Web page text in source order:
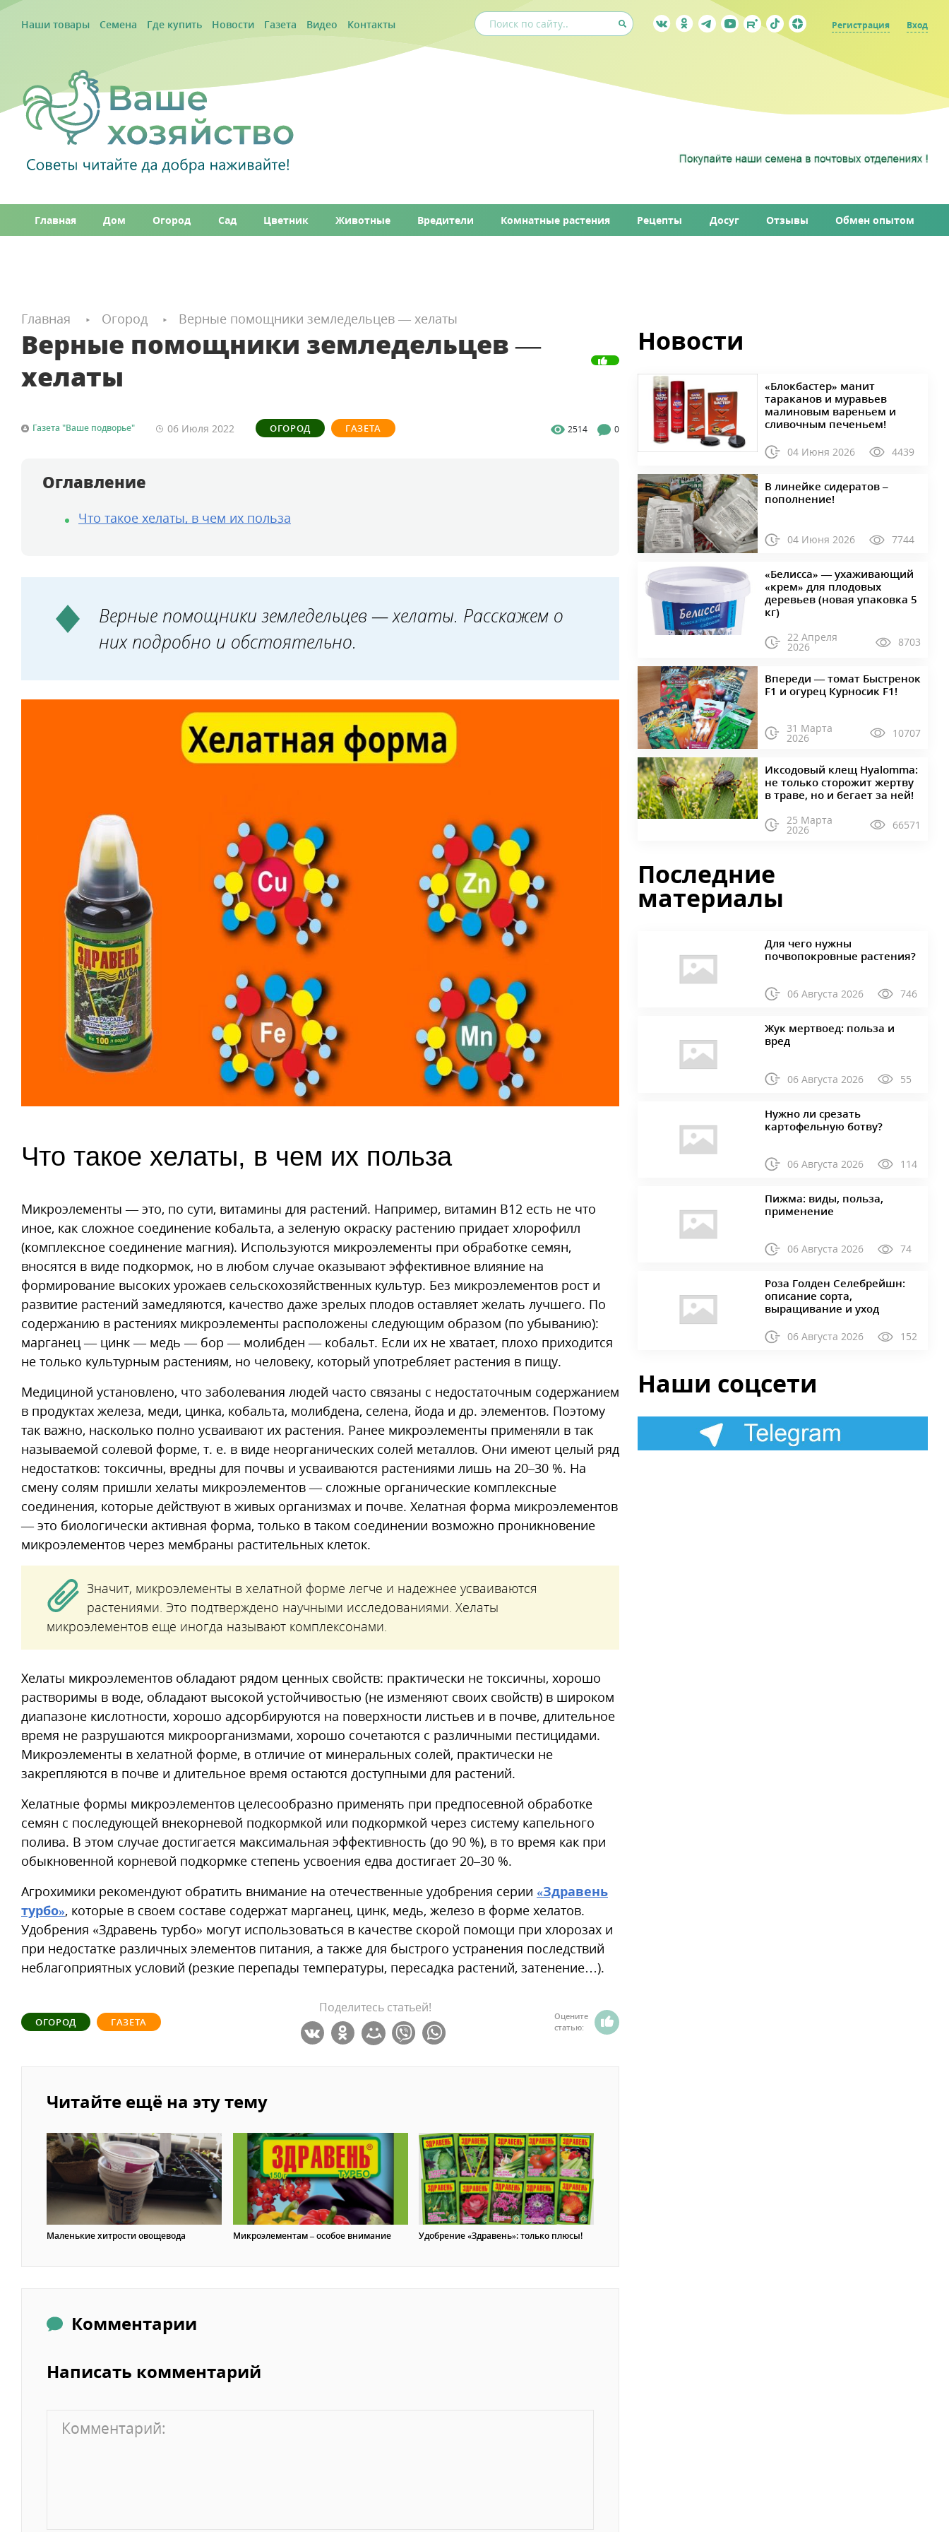
Наши товары Семена Где купить Новости Газета Видео Контакты Регистрация Вход
Главная Дом Огород Сад Цветник Животные Вредители Комнатные растения Рецепты Досуг Отзывы Обмен опытом
Главная Огород Верные помощники земледельцев — хелаты
Верные помощники земледельцев —
хелаты
Газета "Ваше подворье" 06 Июля 2022 ОГОРОД ГАЗЕТА 2514 0
Оглавление
Что такое хелаты, в чем их польза
Верные помощники земледельцев — хелаты. Расскажем о
них подробно и обстоятельно.
Что такое хелаты, в чем их польза
Микроэлементы — это, по сути, витамины для растений. Например, витамин В12 есть не что
иное, как сложное соединение кобальта, а зеленую окраску растению придает хлорофилл
(комплексное соединение магния). Используются микроэлементы при обработке семян,
вносятся в виде подкормок, но в любом случае оказывают эффективное влияние на
формирование высоких урожаев сельскохозяйственных культур. Без микроэлементов рост и
развитие растений замедляются, качество даже зрелых плодов оставляет желать лучшего. По
содержанию в растениях микроэлементы расположены следующим образом (по убыванию):
марганец — цинк — медь — бор — молибден — кобальт. Если их не хватает, плохо приходится
не только культурным растениям, но человеку, который употребляет растения в пищу.
Медициной установлено, что заболевания людей часто связаны с недостаточным содержанием
в продуктах железа, меди, цинка, кобальта, молибдена, селена, йода и др. элементов. Поэтому
так важно, насколько полно усваивают их растения. Ранее микроэлементы применяли в так
называемой солевой форме, т. е. в виде неорганических солей металлов. Они имеют целый ряд
недостатков: токсичны, вредны для почвы и усваиваются растениями лишь на 20–30 %. На
смену солям пришли хелаты микроэлементов — сложные органические комплексные
соединения, которые действуют в живых организмах и почве. Хелатная форма микроэлементов
— это биологически активная форма, только в таком соединении возможно проникновение
микроэлементов через мембраны растительных клеток.
Значит, микроэлементы в хелатной форме легче и надежнее усваиваются
растениями. Это подтверждено научными исследованиями. Хелаты
микроэлементов еще иногда называют комплексонами.
Хелаты микроэлементов обладают рядом ценных свойств: практически не токсичны, хорошо
растворимы в воде, обладают высокой устойчивостью (не изменяют своих свойств) в широком
диапазоне кислотности, хорошо адсорбируются на поверхности листьев и в почве, длительное
время не разрушаются микроорганизмами, хорошо сочетаются с различными пестицидами.
Микроэлементы в хелатной форме, в отличие от минеральных солей, практически не
закрепляются в почве и длительное время остаются доступными для растений.
Хелатные формы микроэлементов целесообразно применять при предпосевной обработке
семян с последующей внекорневой подкормкой или подкормкой через систему капельного
полива. В этом случае достигается максимальная эффективность (до 90 %), в то время как при
обыкновенной корневой подкормке степень усвоения едва достигает 20–30 %.
Агрохимики рекомендуют обратить внимание на отечественные удобрения серии «Здравень
турбо», которые в своем составе содержат марганец, цинк, медь, железо в форме хелатов.
Удобрения «Здравень турбо» могут использоваться в качестве скорой помощи при хлорозах и
при недостатке различных элементов питания, а также для быстрого устранения последствий
неблагоприятных условий (резкие перепады температуры, пересадка растений, затенение…).
ОГОРОД ГАЗЕТА
Поделитесь статьей!
Оцените
статью:
Читайте ещё на эту тему
Маленькие хитрости овощевода Микроэлементам – особое внимание Удобрение «Здравень»: только плюсы!
Комментарии
Написать комментарий
Новости
«Блокбастер» манит
тараканов и муравьев
малиновым вареньем и
сливочным печеньем!
04 Июня 2026 4439
В линейке сидератов –
пополнение!
04 Июня 2026 7744
«Белисса» — ухаживающий
«крем» для плодовых
деревьев (новая упаковка 5
кг)
22 Апреля
2026 8703
Впереди — томат Быстренок
F1 и огурец Курносик F1!
31 Марта
2026 10707
Иксодовый клещ Hyalomma:
не только сторожит жертву
в траве, но и бегает за ней!
25 Марта
2026 66571
Последние
материалы
Для чего нужны
почвопокровные растения?
06 Августа 2026 746
Жук мертвоед: польза и
вред
06 Августа 2026 55
Нужно ли срезать
картофельную ботву?
06 Августа 2026 114
Пижма: виды, польза,
применение
06 Августа 2026 74
Роза Голден Селебрейшн:
описание сорта,
выращивание и уход
06 Августа 2026 152
Наши соцсети